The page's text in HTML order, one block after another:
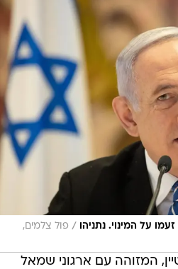
על המינוי. נתניהו / פול צלמים,
המזוהה עם ארגוני שמאל